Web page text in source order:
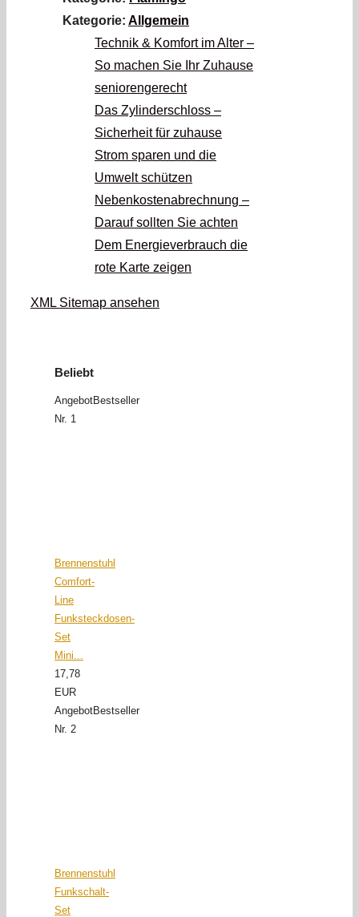
Kategorie: Allgemein
Technik & Komfort im Alter –
So machen Sie Ihr Zuhause
seniorengerecht
Das Zylinderschloss –
Sicherheit für zuhause
Strom sparen und die
Umwelt schützen
Nebenkostenabrechnung –
Darauf sollten Sie achten
Dem Energieverbrauch die
rote Karte zeigen
XML Sitemap ansehen
Beliebt
AngebotBestseller
Nr. 1
Brennenstuhl
Comfort-
Line
Funksteckdosen-
Set
Mini...
17,78
EUR
AngebotBestseller
Nr. 2
Brennenstuhl
Funkschalt-
Set